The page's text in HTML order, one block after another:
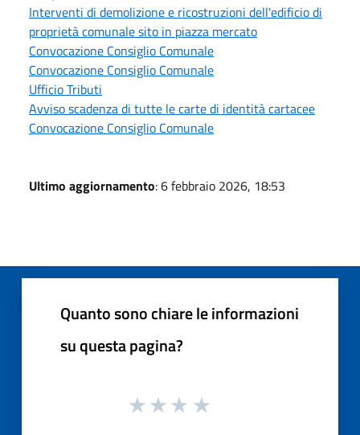
Interventi di demolizione e ricostruzioni dell'edificio di
proprietà comunale sito in piazza mercato
Convocazione Consiglio Comunale
Convocazione Consiglio Comunale
Ufficio Tributi
Avviso scadenza di tutte le carte di identità cartacee
Convocazione Consiglio Comunale
Ultimo aggiornamento: 6 febbraio 2026, 18:53
Quanto sono chiare le informazioni
su questa pagina?